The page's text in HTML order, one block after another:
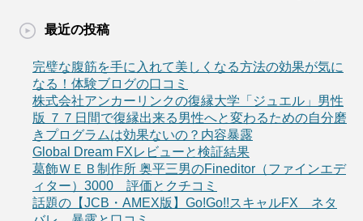
最近の投稿
完璧な腹筋を手に入れて美しくなる方法の効果が気に
なる！体験ブログの口コミ
株式会社アンカーリンクの復縁大学「ジュエル」男性
版 ７７日間で復縁出来る男性へと変わるための自分磨
きプログラムは効果ないの？内容暴露
Global Dream FXレビューと検証結果
葛飾ＷＥＢ制作所 奥平三男のFineditor（ファインエデ
ィター）3000 評価とクチコミ
話題の【JCB・AMEX版】Go!Go!!スキャルFX ネタ